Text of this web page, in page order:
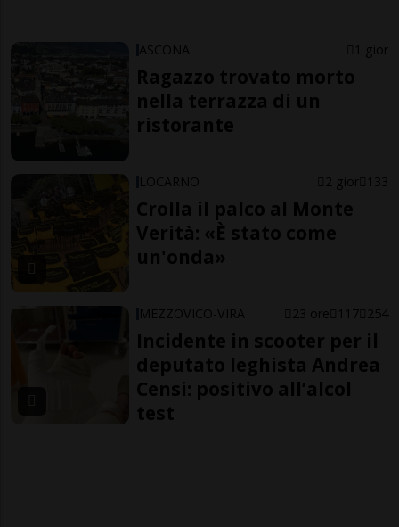
ASCONA 1 gior
Ragazzo trovato morto
nella terrazza di un
ristorante
LOCARNO 2 gior 133
Crolla il palco al Monte
Verità: «È stato come
un'onda»
MEZZOVICO-VIRA 23 ore 117 254
Incidente in scooter per il
deputato leghista Andrea
Censi: positivo all’alcol
test